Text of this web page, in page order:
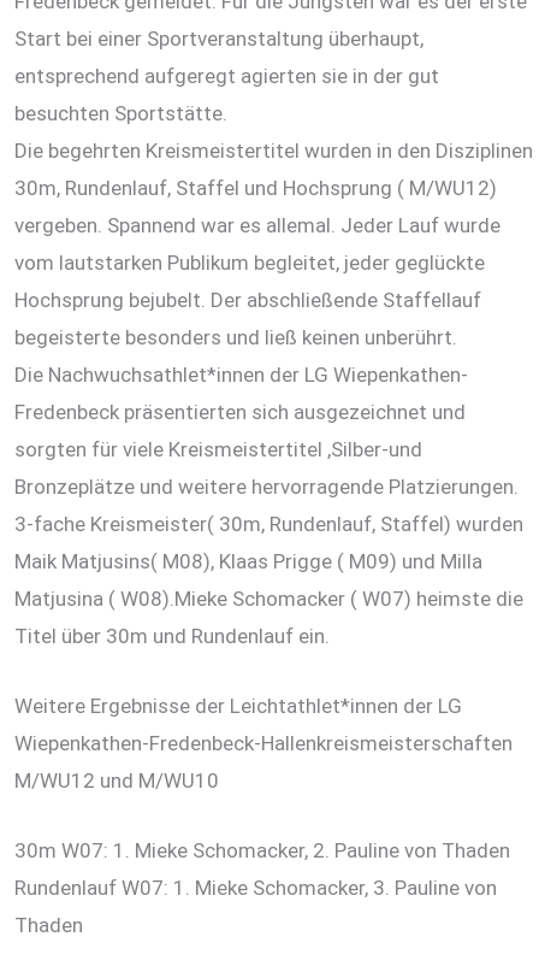
Start bei einer Sportveranstaltung überhaupt,
entsprechend aufgeregt agierten sie in der gut
besuchten Sportstätte.
Die begehrten Kreismeistertitel wurden in den Disziplinen
30m, Rundenlauf, Staffel und Hochsprung ( M/WU12)
vergeben. Spannend war es allemal. Jeder Lauf wurde
vom lautstarken Publikum begleitet, jeder geglückte
Hochsprung bejubelt. Der abschließende Staffellauf
begeisterte besonders und ließ keinen unberührt.
Die Nachwuchsathlet*innen der LG Wiepenkathen-
Fredenbeck präsentierten sich ausgezeichnet und
sorgten für viele Kreismeistertitel ,Silber-und
Bronzeplätze und weitere hervorragende Platzierungen.
3-fache Kreismeister( 30m, Rundenlauf, Staffel) wurden
Maik Matjusins( M08), Klaas Prigge ( M09) und Milla
Matjusina ( W08).Mieke Schomacker ( W07) heimste die
Titel über 30m und Rundenlauf ein.
Weitere Ergebnisse der Leichtathlet*innen der LG
Wiepenkathen-Fredenbeck-Hallenkreismeisterschaften
M/WU12 und M/WU10
30m W07: 1. Mieke Schomacker, 2. Pauline von Thaden
Rundenlauf W07: 1. Mieke Schomacker, 3. Pauline von
Thaden